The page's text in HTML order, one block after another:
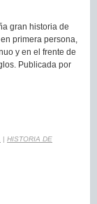
gran historia de
primera persona,
y en el frente de
Publicada por
| HISTORIA DE